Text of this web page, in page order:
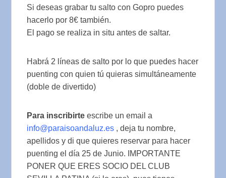
Si deseas grabar tu salto con Gopro puedes
hacerlo por 8€ también.
El pago se realiza in situ antes de saltar.
Habrá 2 líneas de salto por lo que puedes hacer
puenting con quien tú quieras simultáneamente
(doble de divertido)
Para inscribirte escribe un email a
info@paraisoandaluz.es , deja tu nombre,
apellidos y di que quieres reservar para hacer
puenting el día 25 de Junio. IMPORTANTE
PONER QUE ERES SOCIO DEL CLUB